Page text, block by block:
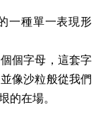
一種單一表現形
個字母，這套字
像沙粒般從我們
的在場。